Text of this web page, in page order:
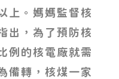
上。媽媽監督核
出，為了預防核
例的核電廠就需
備轉，核煤一家